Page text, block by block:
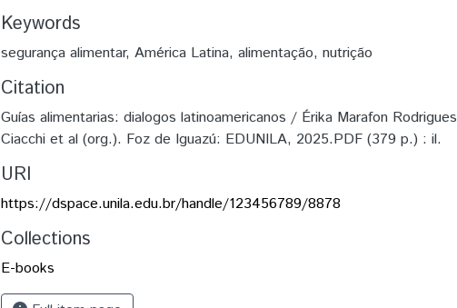
Keywords
segurança alimentar, América Latina, alimentação, nutrição
Citation
Guías alimentarias: dialogos latinoamericanos / Érika Marafon Rodrigues
Ciacchi et al (org.). Foz de Iguazú: EDUNILA, 2025.PDF (379 p.) : il.
URI
https://dspace.unila.edu.br/handle/123456789/8878
Collections
E-books